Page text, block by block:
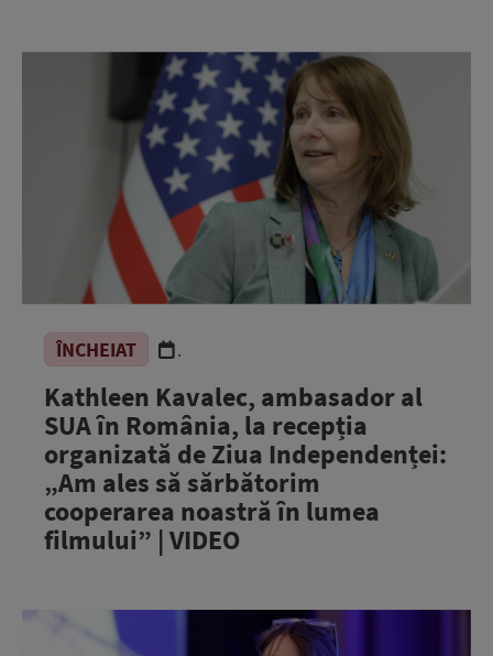
ÎNCHEIAT .
Kathleen Kavalec, ambasador al
SUA în România, la recepția
organizată de Ziua Independenței:
„Am ales să sărbătorim
cooperarea noastră în lumea
filmului” | VIDEO